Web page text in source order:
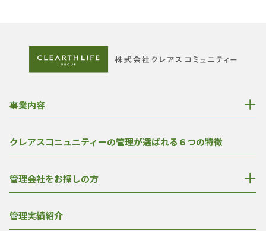
事業内容
クレアスコニュニティーの管理が選ばれる６つの特徴
管理会社をお探しの方
管理実績紹介